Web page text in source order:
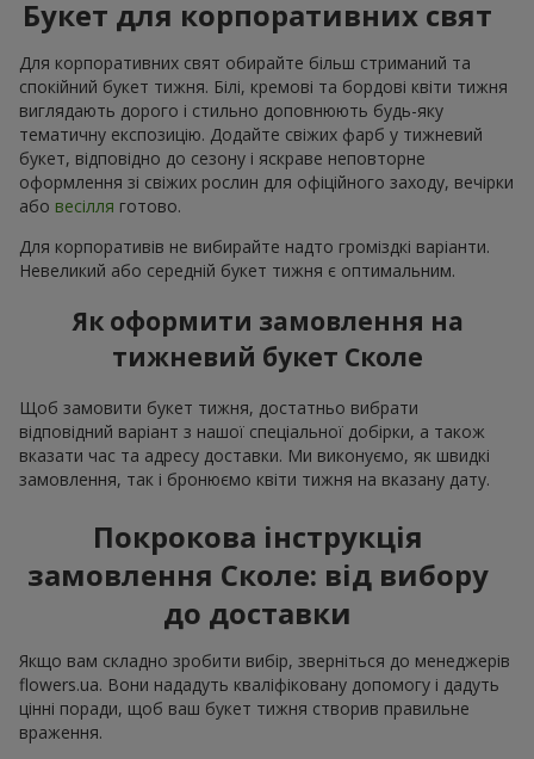
Букет для корпоративних свят
Для корпоративних свят обирайте більш стриманий та
спокійний букет тижня. Білі, кремові та бордові квіти тижня
виглядають дорого і стильно доповнюють будь-яку
тематичну експозицію. Додайте свіжих фарб у тижневий
букет, відповідно до сезону і яскраве неповторне
оформлення зі свіжих рослин для офіційного заходу, вечірки
або весілля готово.
Для корпоративів не вибирайте надто громіздкі варіанти.
Невеликий або середній букет тижня є оптимальним.
Як оформити замовлення на
тижневий букет Сколе
Щоб замовити букет тижня, достатньо вибрати
відповідний варіант з нашої спеціальної добірки, а також
вказати час та адресу доставки. Ми виконуємо, як швидкі
замовлення, так і бронюємо квіти тижня на вказану дату.
Покрокова інструкція
замовлення Сколе: від вибору
до доставки
Якщо вам складно зробити вибір, зверніться до менеджерів
flowers.ua. Вони нададуть кваліфіковану допомогу і дадуть
цінні поради, щоб ваш букет тижня створив правильне
враження.